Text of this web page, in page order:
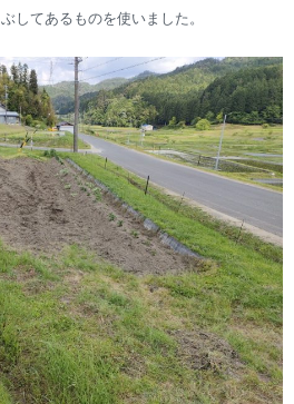
してあるものを使いました。